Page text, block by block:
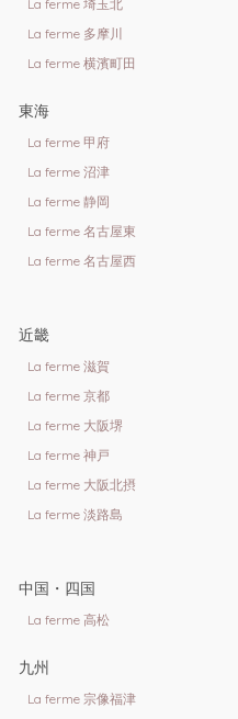
La ferme 埼玉北
La ferme 多摩川
La ferme 横濱町田
東海
La ferme 甲府
La ferme 沼津
La ferme 静岡
La ferme 名古屋東
La ferme 名古屋西
近畿
La ferme 滋賀
La ferme 京都
La ferme 大阪堺
La ferme 神戸
La ferme 大阪北摂
La ferme 淡路島
中国・四国
La ferme 高松
九州
La ferme 宗像福津